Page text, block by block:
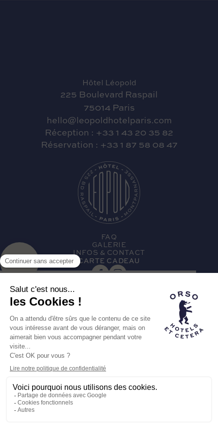
Hôtel Léopold
225 Boulevard Raspail
75014 Paris
hello@leopoldhotelparis.com
Réception : +33 1 43 20 35 82
Réservation : +33 1 87 58 08 47
FAQ
GALERIE
INFOS & CONTACT
CARTE CADEAU
INSCRIVEZ-VOUS À NOTRE NEWSLETTER
Hôtel membre de la
NOS AUTRES HÔTELS
RECRUTEMENT
HÔTEL LÉOPOLD © 2023
POLITIQUE DE CONFIDENTIALITÉ